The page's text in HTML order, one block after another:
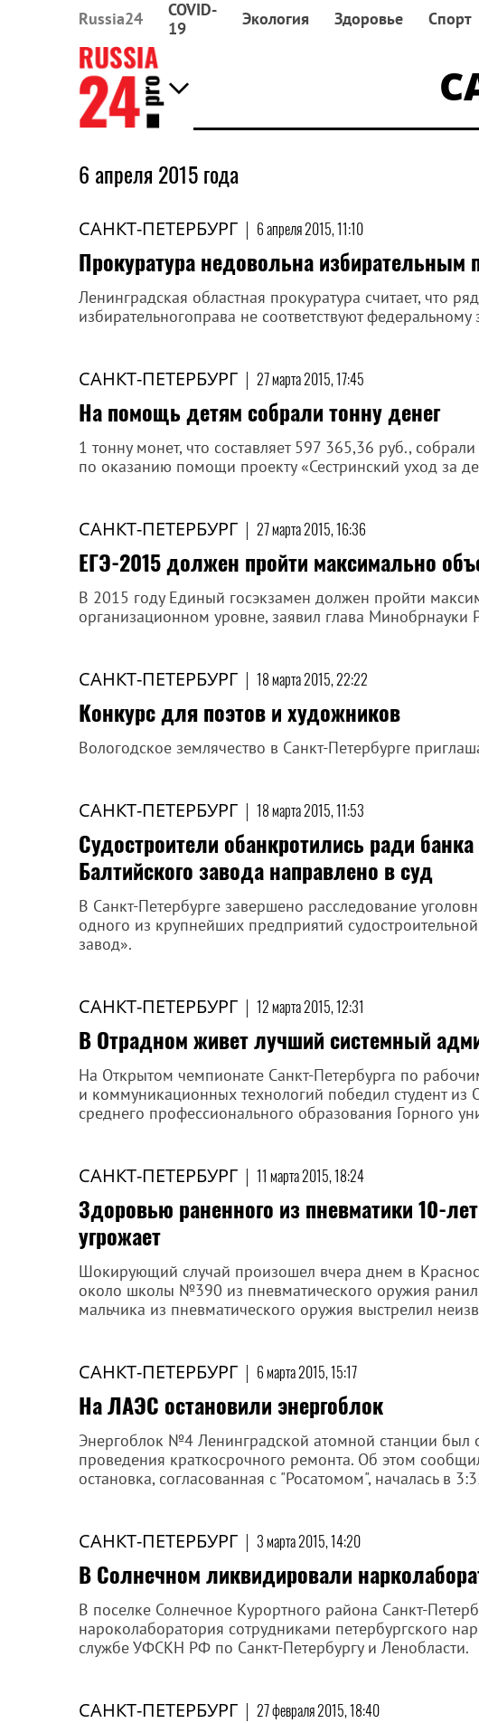
Russia24
COVID-
19
Экология Здоровье Спорт
6 апреля 2015 года
САНКТ-ПЕТЕРБУРГ | 6 апреля 2015, 11:10
Прокуратура недовольна избирательным
Ленинградская областная прокуратура считает, что
избирательногоправа не соответствуют федеральному
САНКТ-ПЕТЕРБУРГ | 27 марта 2015, 17:45
На помощь детям собрали тонну денег
1 тонну монет, что составляет 597 365,36 руб.,
по оказанию помощи проекту «Сестринский уход за
САНКТ-ПЕТЕРБУРГ | 27 марта 2015, 16:36
ЕГЭ-2015 должен пройти максимально
В 2015 году Единый госэкзамен должен пройти
организационном уровне, заявил глава
САНКТ-ПЕТЕРБУРГ | 18 марта 2015, 22:22
Конкурс для поэтов и художников
Вологодское землячество в Санкт-Петербурге
САНКТ-ПЕТЕРБУРГ | 18 марта 2015, 11:53
Судостроители обанкротились ради
Балтийского завода направлено в суд
В Санкт-Петербурге завершено расследование
одного из крупнейших предприятий
завод».
САНКТ-ПЕТЕРБУРГ | 12 марта 2015, 12:31
В Отрадном живет лучший системный
На Открытом чемпионате Санкт-Петербурга по
и коммуникационных технологий победил студент из
среднего профессионального образования Горного
САНКТ-ПЕТЕРБУРГ | 11 марта 2015, 18:24
Здоровью раненного из пневматики 10-
угрожает
Шокирующий случай произошел вчера днем в
около школы №390 из пневматического оружия
мальчика из пневматического оружия выстрелил
САНКТ-ПЕТЕРБУРГ | 6 марта 2015, 15:17
На ЛАЭС остановили энергоблок
Энергоблок №4 Ленинградской атомной станции был
проведения краткосрочного ремонта. Об этом
остановка, согласованная с "Росатомом", началась в
САНКТ-ПЕТЕРБУРГ | 3 марта 2015, 14:20
В Солнечном ликвидировали
В поселке Солнечное Курортного района Санкт-
нароколаборатория сотрудниками петербургского
службе УФСКН РФ по Санкт-Петербургу и Ленобласти.
САНКТ-ПЕТЕРБУРГ | 27 февраля 2015, 18:40